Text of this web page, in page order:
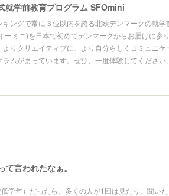
就学前教育プログラム SFOmini
ングで常に３位以内を誇る北欧デンマークの就学
ーミニ)を日本で初めてデンマークからお届けに参
よりクリエイティブに、より自分らしくコミュニケ
ムがまっています。ぜひ、一度体験してください。
て言われたなぁ。
学年）だったら、多くの人が1回は見たり、聞いた